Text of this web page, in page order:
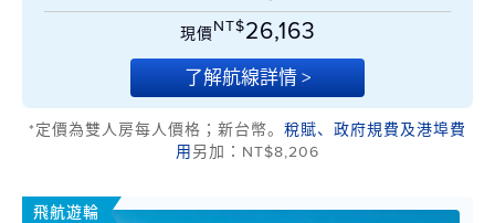
現價NT$26,163
了解航線詳情 >
*定價為雙人房每人價格；新台幣。 稅賦、政府規費及港埠費
用 另加：NT$8,206
飛航遊輪